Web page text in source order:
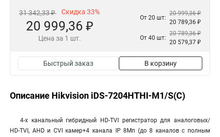
31 342,33 ₽ Скидка 33%
20 999,36 ₽
Цена за 1 шт.
От 20 шт:
20 999,36 ₽
20 789,36 ₽
От 40 шт:
20 789,36 ₽
20 579,37 ₽
Быстрый заказ В корзину
Описание Hikvision iDS-7204HTHI-M1/S(C)
4-х канальный гибридный HD-TVI регистратор для аналоговых/
HD-TVI, AHD и CVI камер+4 канала IP 8Мп (до 8 каналов с полным